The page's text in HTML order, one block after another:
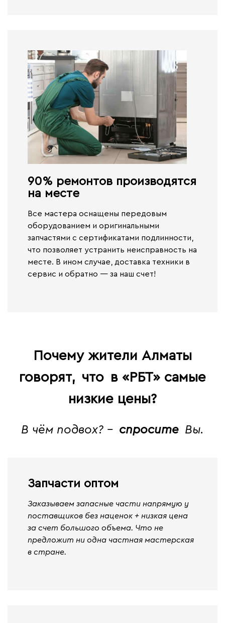
90% ремонтов производятся
на месте​
Все мастера оснащены передовым
оборудованием и оригинальными
запчастями с сертификатами подлинности,
что позволяет устранить неисправность на
месте. В ином случае, доставка техники в
сервис и обратно — за наш счет!
Почему жители Алматы
говорят, что в «РБТ» самые
низкие цены?
В чём подвох? - спросите Вы.
Запчасти оптом
Заказываем запасные части напрямую у
поставщиков без наценок + низкая цена
за счет большого объема. Что не
предложит ни одна частная мастерская
в стране.